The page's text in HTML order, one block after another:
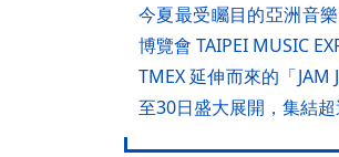
今夏最受矚目的亞洲音
博覽會 TAIPEI MUSIC
TMEX 延伸而來的「JAM
至30日盛大展開，集結